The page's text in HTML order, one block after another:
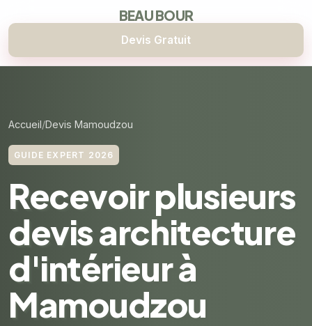
BEAU BOUR
Devis Gratuit
Accueil Devis Mamoudzou
GUIDE EXPERT 2026
Recevoir plusieurs
devis architecture
d'intérieur à
Mamoudzou